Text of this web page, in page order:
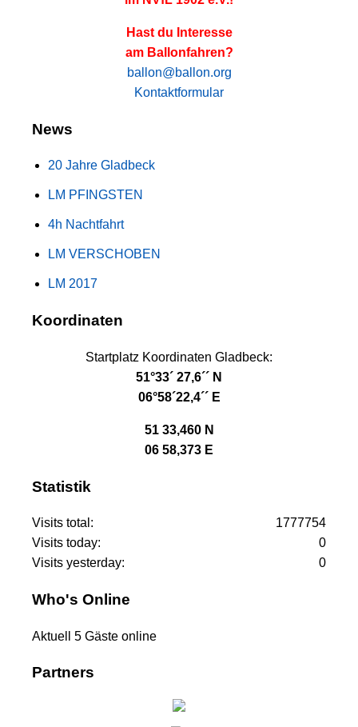
Hast du Interesse
am Ballonfahren?
ballon@ballon.org
Kontaktformular
News
20 Jahre Gladbeck
LM PFINGSTEN
4h Nachtfahrt
LM VERSCHOBEN
LM 2017
Koordinaten
Startplatz Koordinaten Gladbeck:
51°33´ 27,6´´ N
06°58´22,4´´ E
51 33,460 N
06 58,373 E
Statistik
Visits total:
1777754
Visits today:
0
Visits yesterday:
0
Who's Online
Aktuell 5 Gäste online
Partners